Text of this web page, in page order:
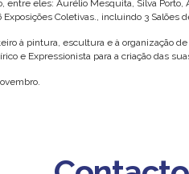
entre eles: Aurélio Mesquita, Silva
Coletivas., incluindo 3 Salões
à pintura, escultura e à organização
e Expressionista para a criação das